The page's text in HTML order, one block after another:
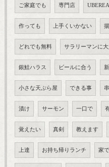
ご家庭でも 専門店
作っても 上手くいかない
どれでも無料 サラリーマンに
銀鮭ハラス ビールに合う
小さな天ぷら屋 できる事
漬け サーモン 一口で
覚えたい 真剣 教えます
上達 お持ち帰りランチ 家